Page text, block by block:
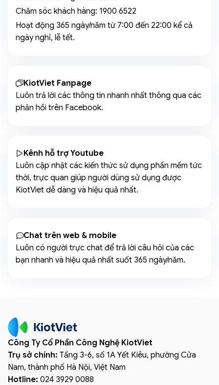
Chăm sóc khách hàng: 1900 6522
Hoạt động 365 ngày/năm từ 7:00 đến 22:00 kể cả
ngày nghỉ, lễ tết.
KiotViet Fanpage
Luôn trả lời các thông tin nhanh nhất thông qua các
phản hồi trên Facebook.
Kênh hỗ trợ Youtube
Luôn cập nhật các kiến thức sử dụng phần mềm tức
thời, trực quan giúp người dùng sử dụng được
KiotViet dễ dàng và hiệu quả nhất.
Chat trên web & mobile
Luôn có người trực chat để trả lời câu hỏi của các
bạn nhanh và hiệu quả nhất suốt 365 ngày/năm.
Công Ty Cổ Phần Công Nghệ KiotViet
Trụ sở chính: Tầng 3-6, số 1A Yết Kiêu, phường Cửa
Nam, thành phố Hà Nội, Việt Nam
Hotline: 024 3929 0088